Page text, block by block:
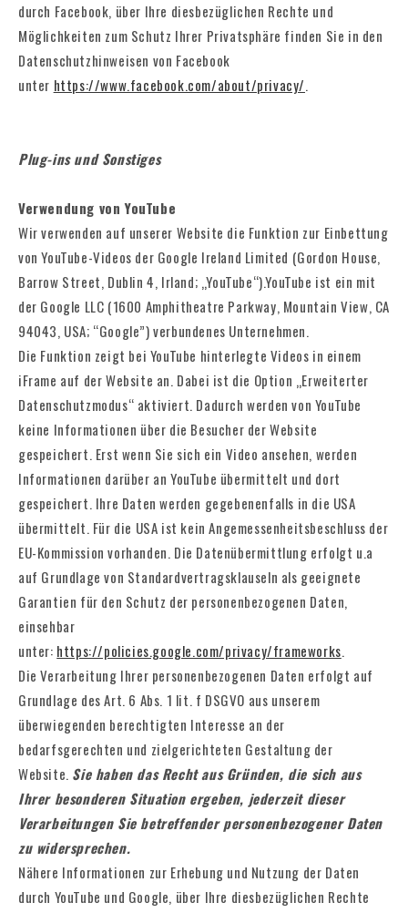
durch Facebook, über Ihre diesbezüglichen Rechte und
Möglichkeiten zum Schutz Ihrer Privatsphäre finden Sie in den
Datenschutzhinweisen von Facebook
unter https://www.facebook.com/about/privacy/.
Plug-ins und Sonstiges
Verwendung von YouTube
Wir verwenden auf unserer Website die Funktion zur Einbettung
von YouTube-Videos der Google Ireland Limited (Gordon House,
Barrow Street, Dublin 4, Irland; „YouTube“).YouTube ist ein mit
der Google LLC (1600 Amphitheatre Parkway, Mountain View, CA
94043, USA; “Google”) verbundenes Unternehmen.
Die Funktion zeigt bei YouTube hinterlegte Videos in einem
iFrame auf der Website an. Dabei ist die Option „Erweiterter
Datenschutzmodus“ aktiviert. Dadurch werden von YouTube
keine Informationen über die Besucher der Website
gespeichert. Erst wenn Sie sich ein Video ansehen, werden
Informationen darüber an YouTube übermittelt und dort
gespeichert. Ihre Daten werden gegebenenfalls in die USA
übermittelt. Für die USA ist kein Angemessenheitsbeschluss der
EU-Kommission vorhanden. Die Datenübermittlung erfolgt u.a
auf Grundlage von Standardvertragsklauseln als geeignete
Garantien für den Schutz der personenbezogenen Daten,
einsehbar
unter: https://policies.google.com/privacy/frameworks.
Die Verarbeitung Ihrer personenbezogenen Daten erfolgt auf
Grundlage des Art. 6 Abs. 1 lit. f DSGVO aus unserem
überwiegenden berechtigten Interesse an der
bedarfsgerechten und zielgerichteten Gestaltung der
Website. Sie haben das Recht aus Gründen, die sich aus
Ihrer besonderen Situation ergeben, jederzeit dieser
Verarbeitungen Sie betreffender personenbezogener Daten
zu widersprechen.
Nähere Informationen zur Erhebung und Nutzung der Daten
durch YouTube und Google, über Ihre diesbezüglichen Rechte